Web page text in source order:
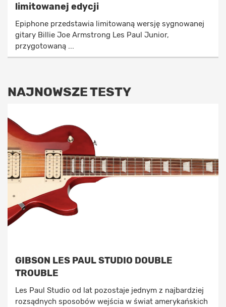
limitowanej edycji
Epiphone przedstawia limitowaną wersję sygnowanej
gitary Billie Joe Armstrong Les Paul Junior,
przygotowaną ...
NAJNOWSZE TESTY
GIBSON LES PAUL STUDIO DOUBLE
TROUBLE
Les Paul Studio od lat pozostaje jednym z najbardziej
rozsądnych sposobów wejścia w świat amerykańskich